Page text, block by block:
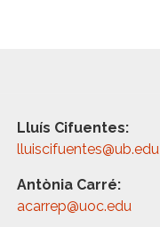
Lluís Cifuentes:
lluiscifuentes@ub.edu
Antònia Carré:
acarrep@uoc.edu